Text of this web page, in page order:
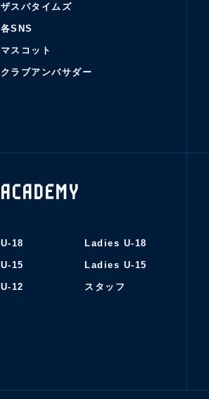
ザスパタイムズ
各SNS
マスコット
クラブアンバサダー
ACADEMY
U-18
U-15
U-12
Ladies U-18
Ladies U-15
スタッフ